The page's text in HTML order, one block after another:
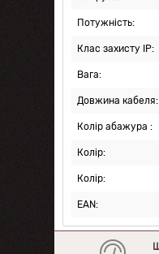
Потужність:
Клас захисту IP:
Вага:
Довжина кабеля:
Колір абажура :
Колір:
Колір:
EAN: